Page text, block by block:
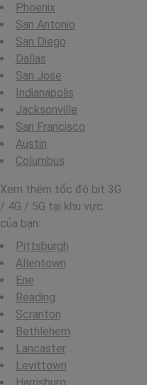
Phoenix
San Antonio
San Diego
Dallas
San Jose
Indianapolis
Jacksonville
San Francisco
Austin
Columbus
Xem thêm tốc độ bit 3G
/ 4G / 5G tại khu vực
của bạn:
Pittsburgh
Allentown
Erie
Reading
Scranton
Bethlehem
Lancaster
Levittown